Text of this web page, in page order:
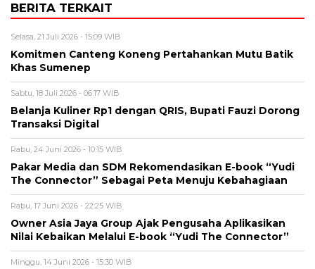
BERITA TERKAIT
Selasa, 21 Juli 2026 - 15:09 WIB
Komitmen Canteng Koneng Pertahankan Mutu Batik
Khas Sumenep
Sabtu, 18 Juli 2026 - 06:17 WIB
Belanja Kuliner Rp1 dengan QRIS, Bupati Fauzi Dorong
Transaksi Digital
Rabu, 24 Juni 2026 - 10:15 WIB
Pakar Media dan SDM Rekomendasikan E-book “Yudi
The Connector” Sebagai Peta Menuju Kebahagiaan
Rabu, 17 Juni 2026 - 22:25 WIB
Owner Asia Jaya Group Ajak Pengusaha Aplikasikan
Nilai Kebaikan Melalui E-book “Yudi The Connector”
Minggu, 14 Juni 2026 - 15:30 WIB